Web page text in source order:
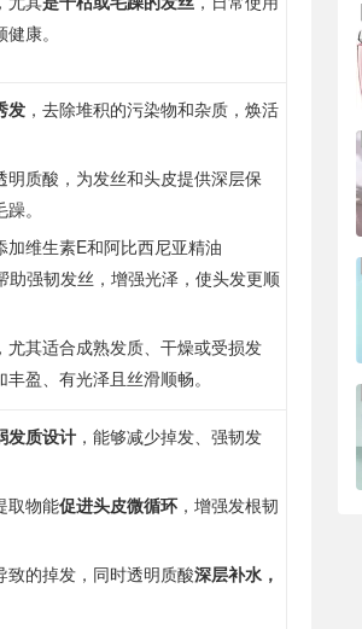
康。
发 ，去除堆积的污染物和杂质，焕活
明质酸，为发丝和头皮提供深层保
。
加维生素E和阿比西尼亚精油
助强韧发丝，增强光泽，使头发更顺
尤其适合成熟发质、干燥或受损发
盈、有光泽且丝滑顺畅。
发质设计 ，能够减少掉发、强韧发
取物能促进头皮微循环 ，增强发根韧
致的掉发，同时透明质酸深层补水，